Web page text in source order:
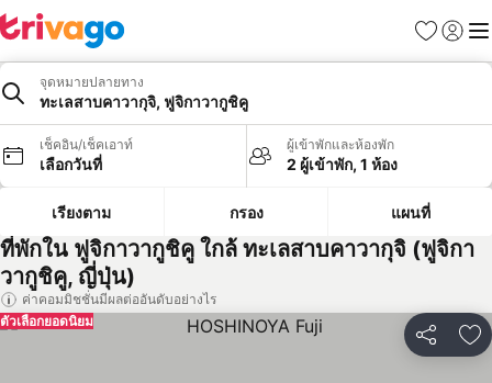
รายการโป
เข้าสู่ร
เมนู
จุดหมายปลายทาง
ทะเลสาบคาวากุจิ, ฟูจิกาวากูชิคู
เช็คอิน/เช็คเอาท์
เลือกวันที่
ผู้เข้าพักและห้องพัก
2 ผู้เข้าพัก, 1 ห้อง
เรียงตาม กรอง แผนที่
ที่พักใน ฟูจิกาวากูชิคู ใกล้ ทะเลสาบคาวากุจิ (ฟูจิกา
วากูชิคู, ญี่ปุ่น)
ค่าคอมมิชชั่นมีผลต่ออันดับอย่างไร
แชร์ เ
ตัวเลือกยอดนิยม